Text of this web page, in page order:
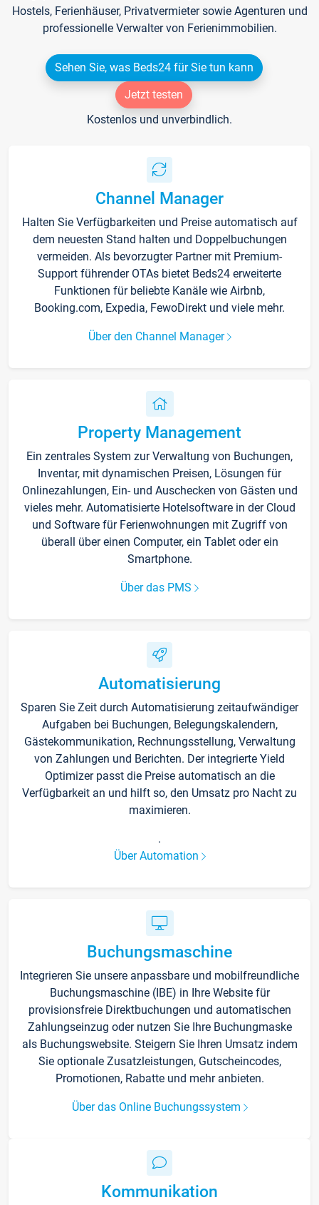
Hostels, Ferienhäuser, Privatvermieter sowie Agenturen und
professionelle Verwalter von Ferienimmobilien.
Sehen Sie, was Beds24 für Sie tun kann
Jetzt testen
Kostenlos und unverbindlich.
Channel Manager
Halten Sie Verfügbarkeiten und Preise automatisch auf
dem neuesten Stand halten und Doppelbuchungen
vermeiden. Als bevorzugter Partner mit Premium-
Support führender OTAs bietet Beds24 erweiterte
Funktionen für beliebte Kanäle wie Airbnb,
Booking.com, Expedia, FewoDirekt und viele mehr.
Über den Channel Manager
Property Management
Ein zentrales System zur Verwaltung von Buchungen,
Inventar, mit dynamischen Preisen, Lösungen für
Onlinezahlungen, Ein- und Auschecken von Gästen und
vieles mehr. Automatisierte Hotelsoftware in der Cloud
und Software für Ferienwohnungen mit Zugriff von
überall über einen Computer, ein Tablet oder ein
Smartphone.
Über das PMS
Automatisierung
Sparen Sie Zeit durch Automatisierung zeitaufwändiger
Aufgaben bei Buchungen, Belegungskalendern,
Gästekommunikation, Rechnungsstellung, Verwaltung
von Zahlungen und Berichten. Der integrierte Yield
Optimizer passt die Preise automatisch an die
Verfügbarkeit an und hilft so, den Umsatz pro Nacht zu
maximieren.
.
Über Automation
Buchungsmaschine
Integrieren Sie unsere anpassbare und mobilfreundliche
Buchungsmaschine (IBE) in Ihre Website für
provisionsfreie Direktbuchungen und automatischen
Zahlungseinzug oder nutzen Sie Ihre Buchungmaske
als Buchungswebsite. Steigern Sie Ihren Umsatz indem
Sie optionale Zusatzleistungen, Gutscheincodes,
Promotionen, Rabatte und mehr anbieten.
Über das Online Buchungssystem
Kommunikation